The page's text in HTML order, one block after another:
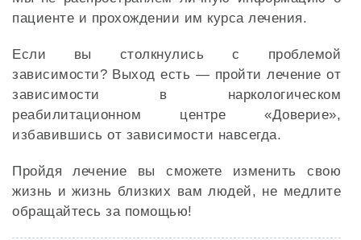
пациенте и прохождении им курса лечения.
Если вы столкнулись с проблемой
зависимости? Выход есть — пройти лечение от
зависимости в наркологическом
реабилитационном центре «Доверие»,
избавившись от зависимости навсегда.
Пройдя лечение вы сможете изменить свою
жизнь и жизнь близких вам людей, не медлите
обращайтесь за помощью!